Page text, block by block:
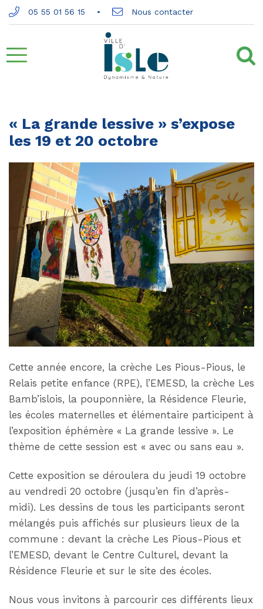
Gestion des traceurs
05 55 01 56 15 Nous contacter
Aller
la
navigation
« La grande lessive » s’expose
les 19 et 20 octobre
Cette année encore, la crèche Les Pious-Pious, le
Relais petite enfance (RPE), l’EMESD, la crèche Les
Bamb’islois, la pouponnière, la Résidence Fleurie,
les écoles maternelles et élémentaire participent à
l’exposition éphémère « La grande lessive ». Le
thème de cette session est « avec ou sans eau ».
Cette exposition se déroulera du jeudi 19 octobre
au vendredi 20 octobre (jusqu’en fin d’après-
midi). Les dessins de tous les participants seront
mélangés puis affichés sur plusieurs lieux de la
commune : devant la crèche Les Pious-Pious et
l’EMESD, devant le Centre Culturel, devant la
Résidence Fleurie et sur le site des écoles.
Nous vous invitons à parcourir ces différents lieux